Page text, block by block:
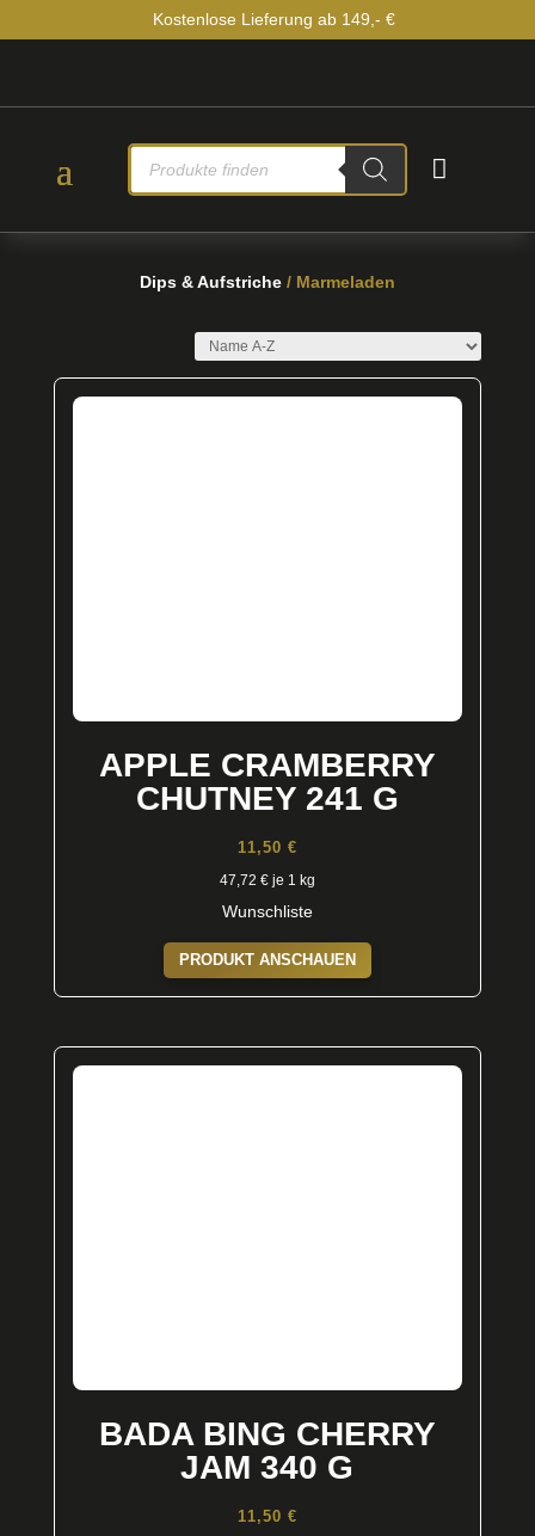
Kostenlose Lieferung ab 149,- €
PRODUCTS
SEARCH

Dips & Aufstriche/ Marmeladen
APPLE CRAMBERRY
CHUTNEY 241 G
11,50 €
47,72 €je 1 kg
Wunschliste
PRODUKT ANSCHAUEN
BADA BING CHERRY
JAM 340 G
11,50 €